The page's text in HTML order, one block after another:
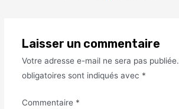
Laisser un commentaire
Votre adresse e-mail ne sera pas publiée.
obligatoires sont indiqués avec *
Commentaire *